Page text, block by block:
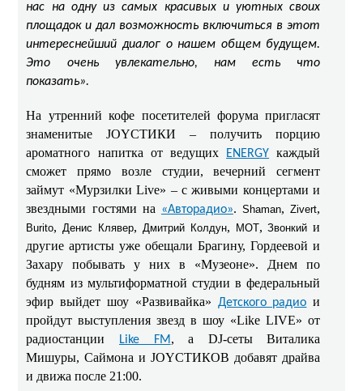
нас на одну из самых красивых и уютных своих
площадок и дал возможность включиться в этот
интереснейший диалог о нашем общем будущем.
Это очень увлекательно, нам есть что
показать».
На утренний кофе посетителей форума пригласят
знаменитые JOYСТИКИ – получить порцию
ароматного напитка от ведущих
ENERGY каждый
сможет прямо возле студии, вечерний сегмент
займут «Мурзилки Live» – с живыми концертами и
звездными гостями на «Авторадио».Shaman,Zivert,
Burito, Денис Клявер, Дмитрий Колдун, МОТ,Звонкий и
другие артисты уже обещали Брагину, Гордеевой и
Захару побывать у них в «Музеоне». Днем по
будням из мультиформатной студии в федеральный
эфир выйдет шоу «Развивайка» Детского радио и
пройдут выступления звезд в шоу «Like LIVE» от
радиостанции
Like FM, а DJ-сеты Виталика
Мишуры, Саймона и JOYСТИКОВ добавят драйва
и движа после 21:00.